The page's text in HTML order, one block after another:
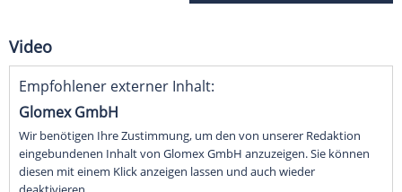
Video
Empfohlener externer Inhalt:
Glomex GmbH
Wir benötigen Ihre Zustimmung, um den von unserer Redaktion
eingebundenen Inhalt von Glomex GmbH anzuzeigen. Sie können
diesen mit einem Klick anzeigen lassen und auch wieder